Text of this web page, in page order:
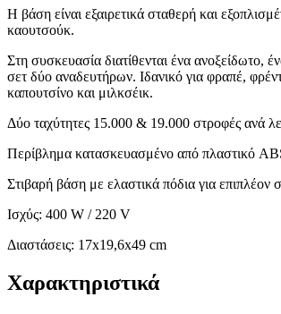
Η βάση είναι εξαιρετικά σταθερή και
καουτσούκ.
Στη συσκευασία διατίθενται ένα ανοξείδωτο,
σετ δύο αναδευτήρων. Ιδανικό για φραπέ,
καπουτσίνο και μιλκσέικ.
Δύο ταχύτητες 15.000 & 19.000 στροφές ανά
Περίβλημα κατασκευασμένο από πλαστικό
Στιβαρή βάση με ελαστικά πόδια για επιπλέον
Ισχύς: 400 W / 220 V
Διαστάσεις: 17x19,6x49 cm
Χαρακτηριστικά